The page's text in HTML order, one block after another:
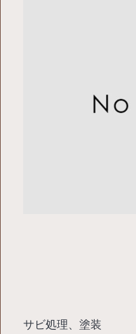
サビ処理、塗装